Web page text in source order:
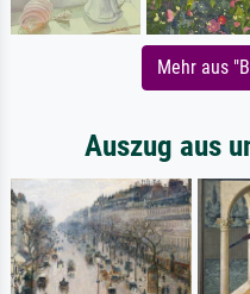
Mehr aus
Auszug aus